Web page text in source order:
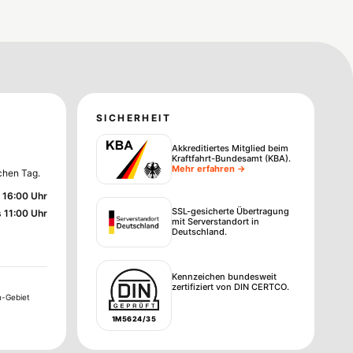
Tag.
Uhr
11:00 Uhr
Gebiet
SICHERHEIT
Akkreditiertes Mitglied beim
Kraftfahrt-Bundesamt (KBA).
Mehr erfahren →
SSL-gesicherte Übertragung
mit Serverstandort in
Deutschland.
1M5624/35
Kennzeichen bundesweit
zertifiziert von DIN CERTCO.